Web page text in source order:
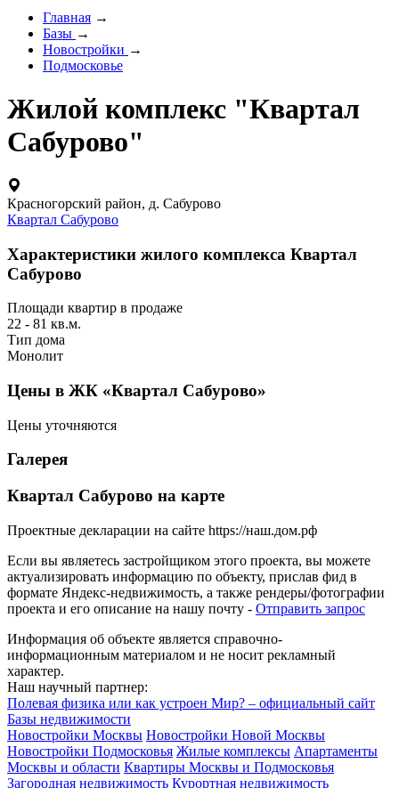
Главная →
Базы →
Новостройки →
Подмосковье
Жилой комплекс "Квартал
Сабурово"
Красногорский район, д. Сабурово
Квартал Сабурово
Характеристики жилого комплекса Квартал
Сабурово
Площади квартир в продаже
22 - 81 кв.м.
Тип дома
Монолит
Цены в ЖК «Квартал Сабурово»
Цены уточняются
Галерея
Квартал Сабурово на карте
Проектные декларации на сайте https://наш.дом.рф
Если вы являетесь застройщиком этого проекта, вы можете
актуализировать информацию по объекту, прислав фид в
формате Яндекс-недвижимость, а также рендеры/фотографии
проекта и его описание на нашу почту - Отправить запрос
Информация об объекте является справочно-
информационным материалом и не носит рекламный
характер.
Наш научный партнер:
Полевая физика или как устроен Мир? – официальный сайт
Базы недвижимости
Новостройки Москвы Новостройки Новой Москвы
Новостройки Подмосковья Жилые комплексы Апартаменты
Москвы и области Квартиры Москвы и Подмосковья
Загородная недвижимость Курортная недвижимость